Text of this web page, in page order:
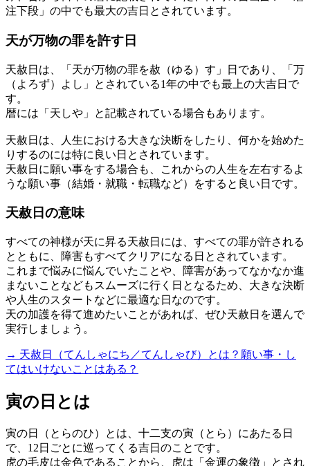
注下段」の中でも最大の吉日とされています。
天が万物の罪を許す日
天赦日は、「天が万物の罪を赦（ゆる）す」日であり、「万
（よろず）よし」とされている1年の中でも最上の大吉日で
す。
暦には「天しや」と記載されている場合もあります。
天赦日は、人生における大きな決断をしたり、何かを始めた
りするのには特に良い日とされています。
天赦日に願い事をする場合も、これからの人生を左右するよ
うな願い事（結婚・就職・転職など）をすると良い日です。
天赦日の意味
すべての神様が天に昇る天赦日には、すべての罪が許される
とともに、障害もすべてクリアになる日とされています。
これまで悩みに悩んでいたことや、障害があってなかなか進
まないことなどもスムーズに行く日となるため、大きな決断
や人生のスタートなどに最適な日なのです。
天の加護を得て進めたいことがあれば、ぜひ天赦日を選んで
実行しましょう。
→ 天赦日（てんしゃにち／てんしゃび）とは？願い事・し
てはいけないことはある？
寅の日とは
寅の日（とらのひ）とは、十二支の寅（とら）にあたる日
で、12日ごとに巡ってくる吉日のことです。
虎の毛皮は金色であることから、虎は「金運の象徴」とされ